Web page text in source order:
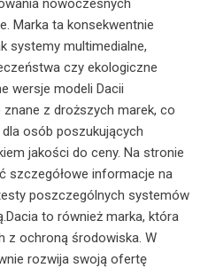
Marka ta konsekwentnie
systemy multimedialne,
czy ekologiczne
wersje modeli Dacii
z droższych marek, co
osób poszukujących
jakości do ceny. Na stronie
szczegółowe informacje na
poszczególnych systemów
to również marka, która
z ochroną środowiska. W
rozwija swoją ofertę